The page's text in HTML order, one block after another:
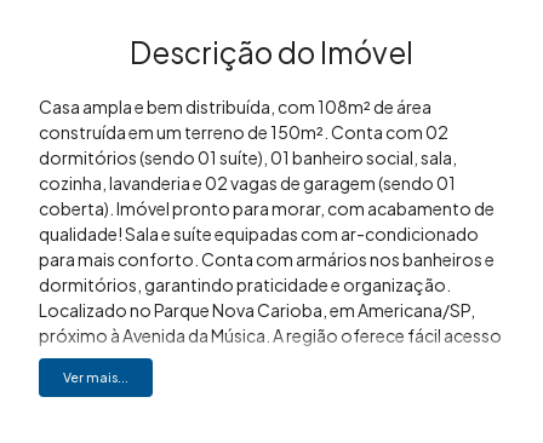
Descrição do Imóvel
Casa ampla e bem distribuída, com 108m² de área
construída em um terreno de 150m². Conta com 02
dormitórios (sendo 01 suíte), 01 banheiro social, sala,
cozinha, lavanderia e 02 vagas de garagem (sendo 01
coberta). Imóvel pronto para morar, com acabamento de
qualidade! Sala e suíte equipadas com ar-condicionado
para mais conforto. Conta com armários nos banheiros e
dormitórios, garantindo praticidade e organização.
Localizado no Parque Nova Carioba, em Americana/SP,
próximo à Avenida da Música. A região oferece fácil acesso
a comércios, escolas e demais serviços essenciais. O
imóvel conta com cerca elétrica e interfone,
Ver mais...